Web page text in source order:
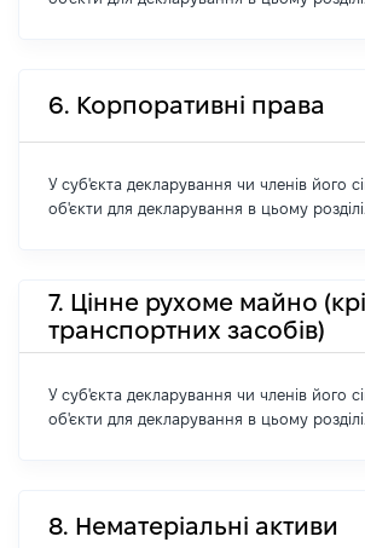
6. Корпоративні права
У суб'єкта декларування чи членів його
об'єкти для декларування в цьому розділі.
7. Цінне рухоме майно
транспортних засобів)
У суб'єкта декларування чи членів його
об'єкти для декларування в цьому розділі.
8. Нематеріальні активи